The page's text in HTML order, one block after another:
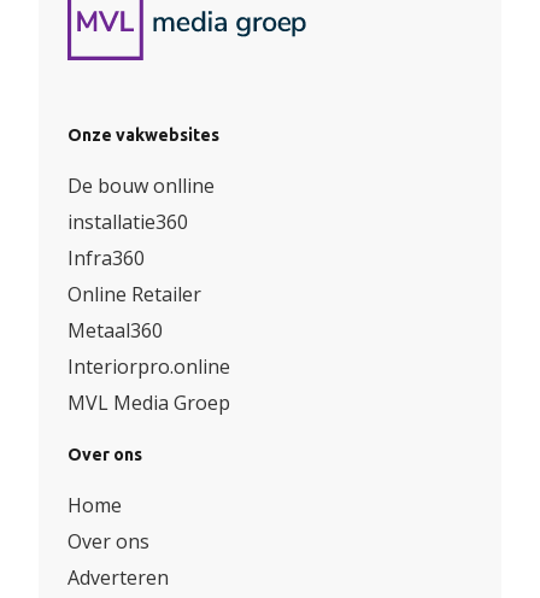
Onze vakwebsites
De bouw onlline
installatie360
Infra360
Online Retailer
Metaal360
Interiorpro.online
MVL Media Groep
Over ons
Home
Over ons
Adverteren